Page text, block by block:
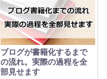
ブログが書籍化するまで
の流れ。実際の過程を全
部見せます